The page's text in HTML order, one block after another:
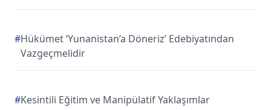
#Hükümet ‘Yunanistan’a Döneriz’ Edebiyatından
Vazgeçmelidir
#Kesintili Eğitim ve Manipülatif Yaklaşımlar